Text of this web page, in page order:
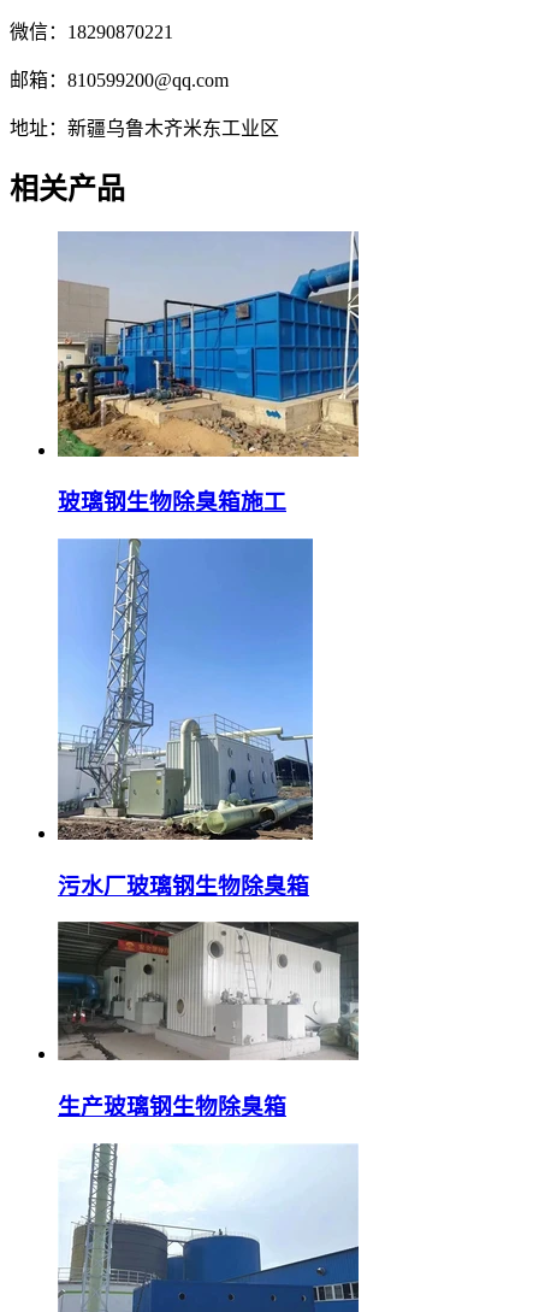
微信：18290870221
邮箱：810599200@qq.com
地址：新疆乌鲁木齐米东工业区
相关产品
玻璃钢生物除臭箱施工
污水厂玻璃钢生物除臭箱
生产玻璃钢生物除臭箱